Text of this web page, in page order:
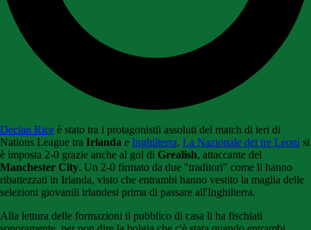
Declan Rice è stato tra i protagonistii assoluti del match di ieri di
Nations League tra Irlanda e Inghilterra. La Nazionale dei tre Leoni si
è imposta 2-0 grazie anche al gol di Grealish, attaccante del
Manchester City. Un 2-0 firmato da due "traditori" come li hanno
ribattezzati in Irlanda, visto che entrambi hanno vestito la maglia delle
selezioni giovanili irlandesi prima di passare all'Inghilterra.
Alla lettura delle formazioni il pubblico di casa li ha fischiati